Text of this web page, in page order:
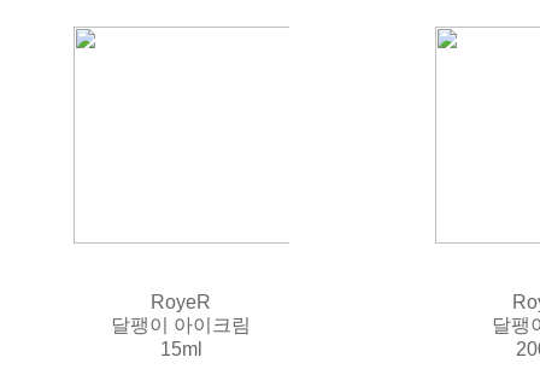
RoyeR
달팽이 아이크림
15ml
달팽